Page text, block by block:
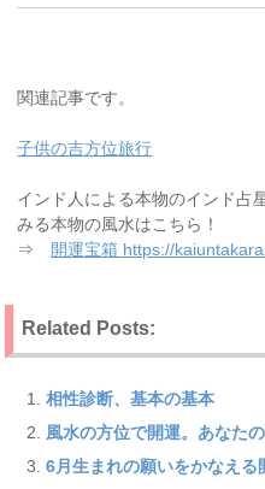
関連記事です。
子供の吉方位旅行
インド人による本物のインド占
みる本物の風水はこちら！
⇒ 開運宝箱 https://
Related Posts:
相性診断、基本の基本
風水の方位で開運。あなた
6月生まれの願いをかなえる